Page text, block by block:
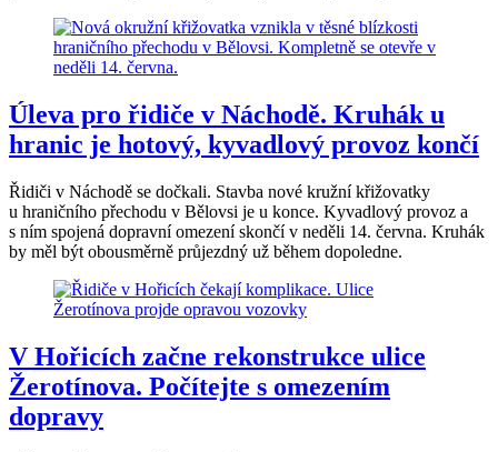
Úleva pro řidiče v Náchodě. Kruhák u
hranic je hotový, kyvadlový provoz končí
Řidiči v Náchodě se dočkali. Stavba nové kružní křižovatky
u hraničního přechodu v Bělovsi je u konce. Kyvadlový provoz a
s ním spojená dopravní omezení skončí v neděli 14. června. Kruhák
by měl být obousměrně průjezdný už během dopoledne.
V Hořicích začne rekonstrukce ulice
Žerotínova. Počítejte s omezením
dopravy